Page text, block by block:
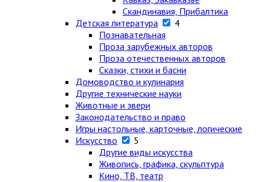
Скандинавия, Прибалтика
Детская литература
4
Познавательная
Проза зарубежных авторов
Проза отечественных авторов
Сказки, стихи и басни
Домоводство и кулинария
Другие технические науки
Животные и звери
Законодательство и право
Игры настольные, карточные, логические
Искусство
5
Другие виды искусства
Живопись, графика, скульптура
Кино, ТВ, театр